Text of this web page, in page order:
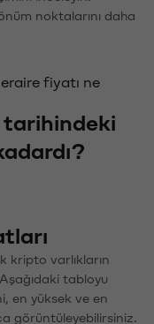
noktalarını daha
fiyatı ne
tarihindeki
kripto varlıkların
tabloyu
en yüksek ve en
görüntüleyebilirsiniz.